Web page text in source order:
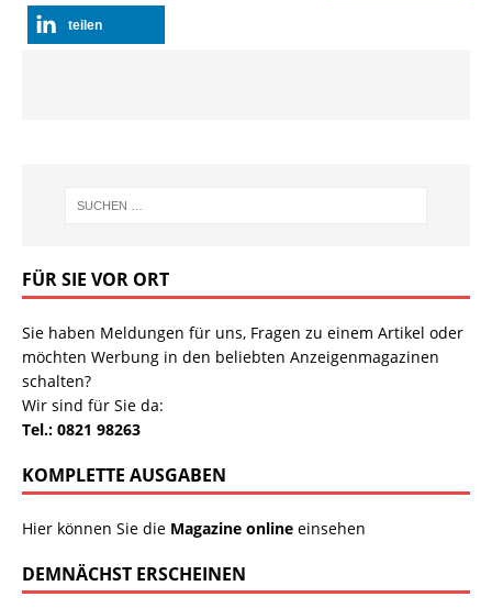
teilen
FÜR SIE VOR ORT
Sie haben Meldungen für uns, Fragen zu einem Artikel oder
möchten Werbung in den beliebten Anzeigenmagazinen
schalten?
Wir sind für Sie da:
Tel.: 0821 98263
KOMPLETTE AUSGABEN
Hier können Sie die Magazine online einsehen
DEMNÄCHST ERSCHEINEN